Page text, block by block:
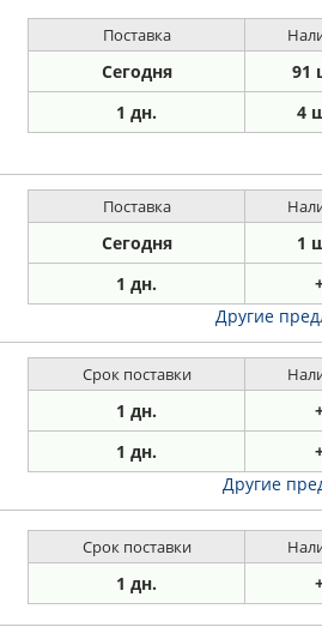
Поставка
Сегодня 91
1 дн. 4
Поставка
Сегодня 1
1 дн.
Другие
Срок поставки
1 дн.
1 дн.
Другие
Срок поставки
1 дн.